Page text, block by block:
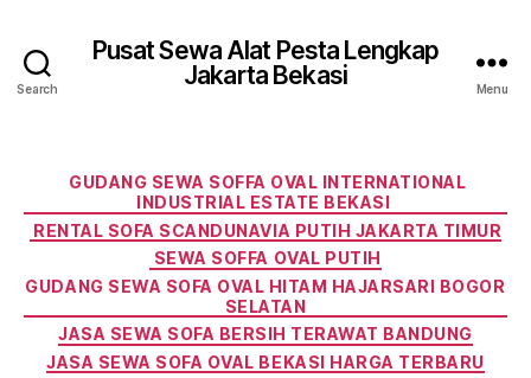
Search
Pusat Sewa Alat Pesta Lengkap
Jakarta Bekasi
Menu
Categories
GUDANG SEWA SOFFA OVAL INTERNATIONAL
INDUSTRIAL ESTATE BEKASI
RENTAL SOFA SCANDUNAVIA PUTIH JAKARTA TIMUR
SEWA SOFFA OVAL PUTIH
GUDANG SEWA SOFA OVAL HITAM HAJARSARI BOGOR
SELATAN
JASA SEWA SOFA BERSIH TERAWAT BANDUNG
JASA SEWA SOFA OVAL BEKASI HARGA TERBARU